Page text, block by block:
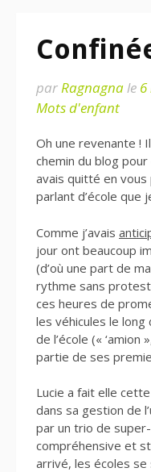
parRagnagnale 6
Mots d'enfant
Oh une revenante !
chemin du blog
avais quitté en vous
parlant d’école que
Comme j’avais
jour ont beaucoup
(d’où une part de
rythme sans
ces heures de
les véhicules le
de l’école («
partie de ses
Lucie a fait elle
dans sa gestion de
par un trio de
compréhensive et
arrivé, les écoles